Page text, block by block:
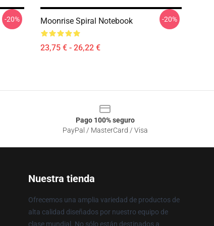
-20% Moonrise Spiral Notebook
23,75 € - 26,22 €
-20%
Pago 100% seguro
PayPal / MasterCard / Visa
Nuestra tienda
Ofrecemos una amplia variedad de productos de
alta calidad diseñados por nuestro equipo de
clase mundial. No sólo están destinados a